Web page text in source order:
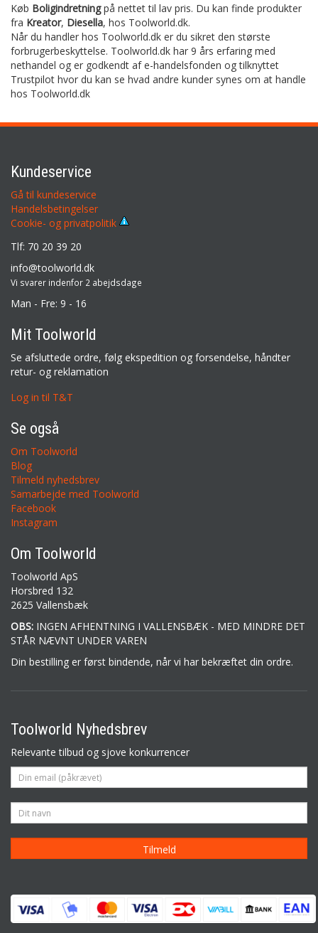
Køb Boligindretningpå nettet til lav pris. Du kan finde produkter
fra Kreator, Diesella, hos Toolworld.dk.
Når du handler hos Toolworld.dk er du sikret den største
forbrugerbeskyttelse. Toolworld.dk har 9 års erfaring med
nethandel og er godkendt af e-handelsfonden og tilknyttet
Trustpilot hvor du kan se hvad andre kunder synes om at handle
hos Toolworld.dk
Kundeservice
Gå til kundeservice
Handelsbetingelser
Cookie- og privatpolitik
Tlf: 70 20 39 20
info@toolworld.dk
Vi svarer indenfor 2 abejdsdage
Man - Fre: 9 - 16
Mit Toolworld
Se afsluttede ordre, følg ekspedition og forsendelse, håndter
retur- og reklamation
Log in til T&T
Se også
Om Toolworld
Blog
Tilmeld nyhedsbrev
Samarbejde med Toolworld
Facebook
Instagram
Om Toolworld
Toolworld ApS
Horsbred 132
2625 Vallensbæk
OBS: INGEN AFHENTNING I VALLENSBÆK - MED MINDRE DET
STÅR NÆVNT UNDER VAREN
Din bestilling er først bindende, når vi har bekræftet din ordre.
Toolworld Nyhedsbrev
Relevante tilbud og sjove konkurrencer